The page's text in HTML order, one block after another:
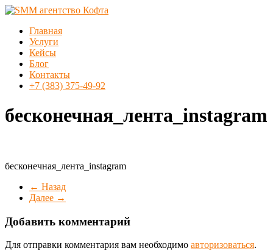
Перейти
содержимому
SMM
агентство
Кофта
SMM
продвижение
Новосибирске
МенюГлавная
Услуги
Кейсы
Блог
Контакты
+7 (383) 375-49-92
бесконечная_лента_instagram
бесконечная_лента_instagram
← Назад
Далее →
Добавить комментарий
Для отправки комментария вам необходимо авторизоваться.